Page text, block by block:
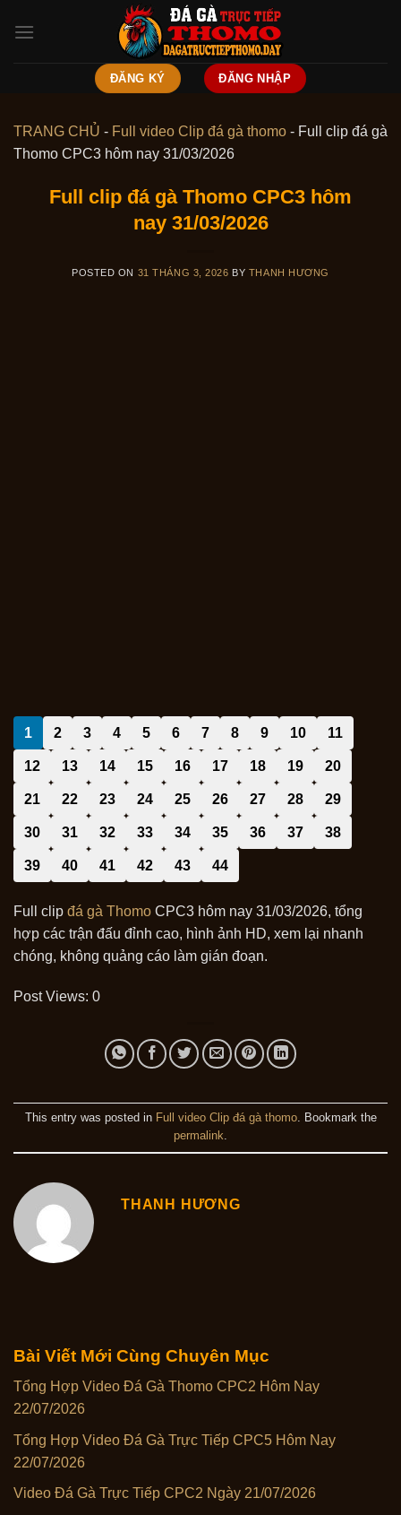
ĐĂNG KÝ ĐĂNG NHẬP
Bài Viết Mới Cùng Chuyên Mục
Tổng Hợp Video Đá Gà Thomo CPC2 Hôm Nay
22/07/2026
Tổng Hợp Video Đá Gà Trực Tiếp CPC5 Hôm Nay
22/07/2026
Video Đá Gà Trực Tiếp CPC2 Ngày 21/07/2026
TRANG CHỦ - Full video Clip đá gà thomo - Full clip đá gà
Thomo CPC3 hôm nay 31/03/2026
Full clip đá gà Thomo CPC3 hôm
nay 31/03/2026
POSTED ON 31 THÁNG 3, 2026 BY THANH HƯƠNG
1 2 3 4 5 6 7 8 9 10 11
12 13 14 15 16 17 18 19 20
21 22 23 24 25 26 27 28 29
30 31 32 33 34 35 36 37 38
39 40 41 42 43 44
Full clip đá gà Thomo CPC3 hôm nay 31/03/2026, tổng
hợp các trận đấu đỉnh cao, hình ảnh HD, xem lại nhanh
chóng, không quảng cáo làm gián đoạn.
Post Views: 0
This entry was posted in Full video Clip đá gà thomo. Bookmark the
permalink
THANH HƯƠNG